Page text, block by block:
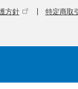
方針 特定商取